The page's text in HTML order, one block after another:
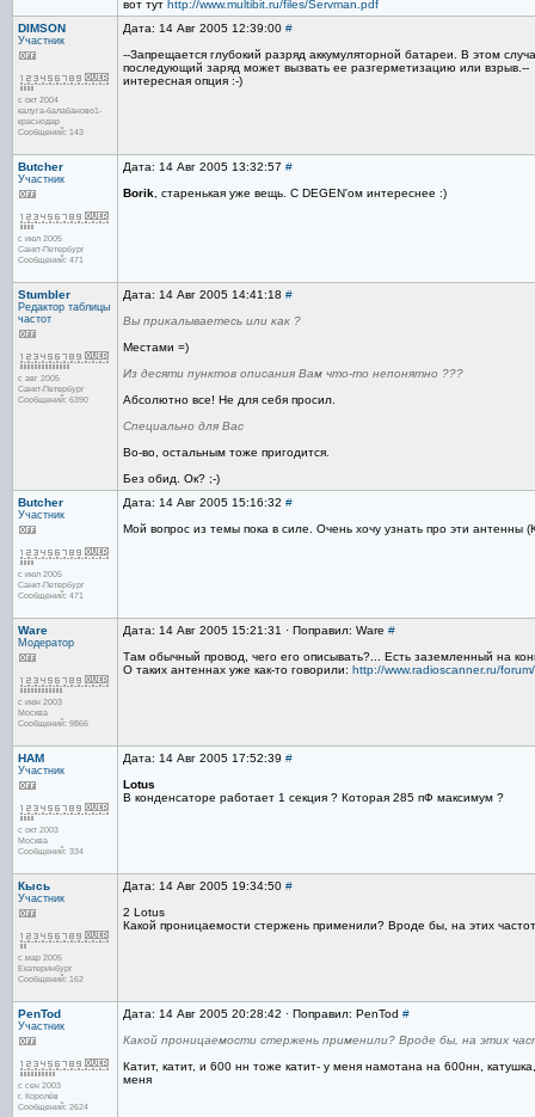
вот тут http://www.multibit.ru/files/Servman.pdf
DIMSON
Участник
с окт 2004
калуга-балабаново1-
краснодар
Сообщений: 143
Дата: 14 Авг 2005 12:39:00 #
--Запрещается глубокий разряд аккумуляторной батареи. В этом
последующий заряд может вызвать ее разгерметизацию или взрыв.--
интересная опция :-)
Butcher
Участник
с июл 2005
Санкт-Петербург
Сообщений: 471
Дата: 14 Авг 2005 13:32:57 #
Borik , старенькая уже вещь. С DEGEN'ом интереснее :)
Stumbler
Редактор таблицы
частот
с авг 2005
Санкт-Петербург
Сообщений: 6390
Дата: 14 Авг 2005 14:41:18 #
Вы прикалываетесь или как ?
Местами =)
Из десяти пунктов описания Вам что-то непонятно ???
Абсолютно все! Не для себя просил.
Специально для Вас
Во-во, остальным тоже пригодится.
Без обид. Ок? ;-)
Butcher
Участник
с июл 2005
Санкт-Петербург
Сообщений: 471
Дата: 14 Авг 2005 15:16:32 #
Мой вопрос из темы пока в силе. Очень хочу узнать про эти антенны
Ware
Модератор
с июн 2003
Москва
Сообщений: 9866
Дата: 14 Авг 2005 15:21:31 · Поправил: Ware #
Там обычный провод, чего его описывать?... Есть заземленный на
О таких антеннах уже как-то говорили: http://www.radioscanner.ru/
HAM
Участник
с окт 2003
Москва
Сообщений: 334
Дата: 14 Авг 2005 17:52:39 #
Lotus
В конденсаторе работает 1 секция ? Которая 285 пФ максимум ?
Кысь
Участник
с мар 2005
Екатеринбург
Сообщений: 162
Дата: 14 Авг 2005 19:34:50 #
2 Lotus
Какой проницаемости стержень применили? Вроде бы, на этих
PenTod
Участник
с сен 2003
г. Королёв
Сообщений: 2624
Дата: 14 Авг 2005 20:28:42 · Поправил: PenTod #
Какой проницаемости стержень применили? Вроде бы, на этих
Катит, катит, и 600 нн тоже катит- у меня намотана на 600нн,
меня